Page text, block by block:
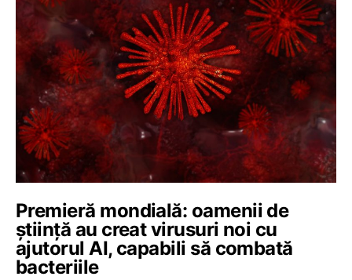
Premieră mondială: oamenii de
știință au creat virusuri noi cu
ajutorul AI, capabili să combată
bacteriile